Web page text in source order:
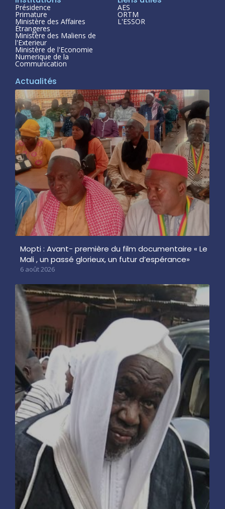
Présidence
Primature
Ministère des Affaires
Étrangeres
Ministère des Maliens de
l'Exterieur
Ministère de l'Economie
Numerique de la
Communication
AES
ORTM
L'ESSOR
Actualités
Mopti : Avant- première du film documentaire « Le
Mali , un passé glorieux, un futur d’espérance»
6 août 2026